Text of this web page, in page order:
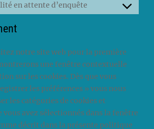
en attente d’enquête
divers
notre site web pour la première
une fenêtre contextuelle
sur les cookies. Dès que vous
les préférences » vous nous
les catégories de cookies et
vous avez sélectionnés dans la fenêtre
décrit dans la présente politique